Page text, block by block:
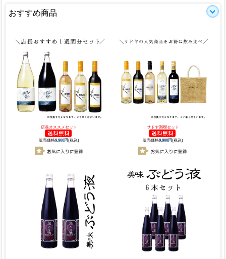
おすすめ商品
店長オススメセット
販売価格9,900円(税込)
サドヤ満喫セット
販売価格9,900円(税込)